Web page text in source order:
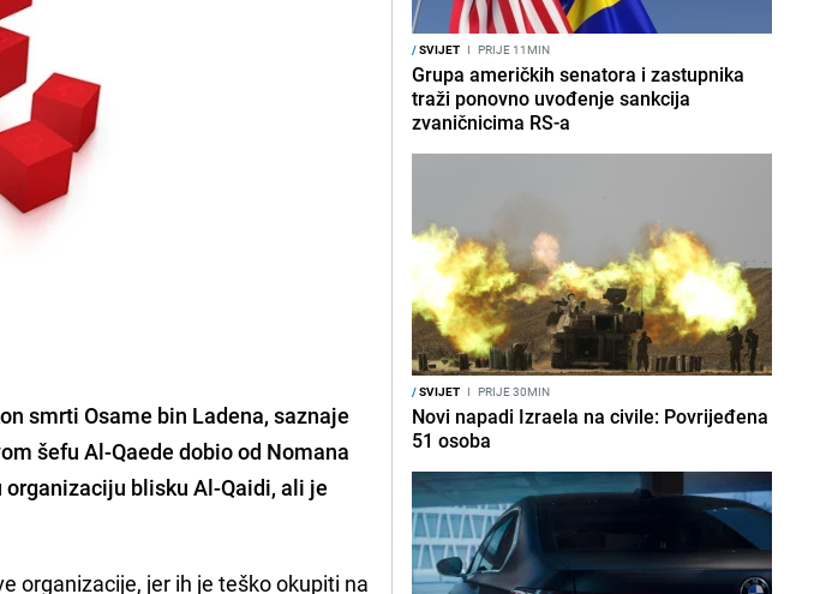
smrti Osame bin Ladena, saznaje
šefu Al-Qaede dobio od Nomana
blisku Al-Qaidi, ali je
organizacije, jer ih je teško okupiti na
/SVIJET I PRIJE 11MIN
Grupa američkih senatora i zastupnika
traži ponovno uvođenje sankcija
zvaničnicima RS-a
/SVIJET I PRIJE 30MIN
Novi napadi Izraela na civile: Povrijeđena
51 osoba